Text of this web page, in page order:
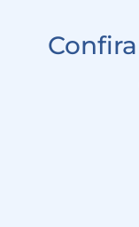
Confira